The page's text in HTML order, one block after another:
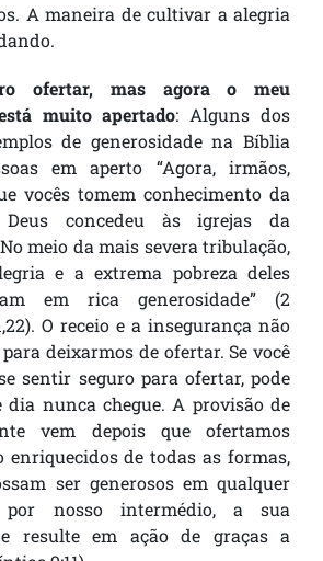
A maneira de cultivar a alegria
ofertar, mas agora o meu
muito apertado: Alguns dos
de generosidade na Bíblia
em aperto “Agora, irmãos,
vocês tomem conhecimento da
concedeu às igrejas da
meio da mais severa tribulação,
e a extrema pobreza deles
em rica generosidade” (2
O receio e a insegurança não
deixarmos de ofertar. Se você
sentir seguro para ofertar, pode
dia nunca chegue. A provisão de
vem depois que ofertamos
enriquecidos de todas as formas,
ser generosos em qualquer
por nosso intermédio, a sua
resulte em ação de graças a